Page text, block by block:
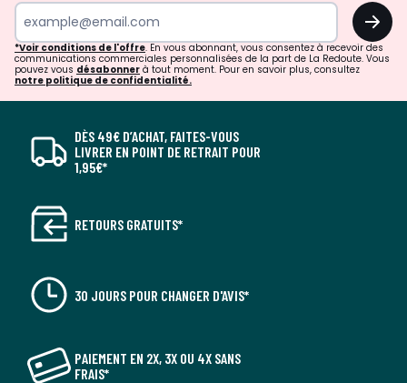
OK
*Voir conditions de l'offre. En vous abonnant, vous consentez à recevoir des
communications commerciales personnalisées de la part de La Redoute. Vous
pouvez vous désabonner à tout moment. Pour en savoir plus, consultez
notre politique de confidentialité.
DÈS 49€ D’ACHAT, FAITES-VOUS
LIVRER EN POINT DE RETRAIT POUR
1,95€*
RETOURS GRATUITS*
30 JOURS POUR CHANGER D'AVIS*
PAIEMENT EN 2X, 3X OU 4X SANS
FRAIS*